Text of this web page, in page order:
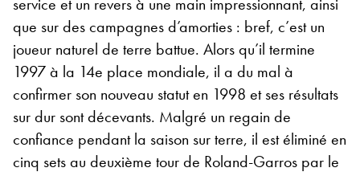
que sur des campagnes d’amorties : bref, c’est un
joueur naturel de terre battue. Alors qu’il termine
1997 à la 14e place mondiale, il a du mal à
confirmer son nouveau statut en 1998 et ses résultats
sur dur sont décevants. Malgré un regain de
confiance pendant la saison sur terre, il est éliminé en
cinq sets au deuxième tour de Roland-Garros par le